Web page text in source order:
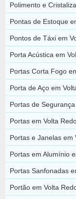
Polimento e
Pontas de Estoque
Pontos de Táxi em
Porta Acústica em
Portas Corta Fogo
Porta de Aço em
Portas de
Portas em Volta
Portas e Janelas em
Portas em Alumínio
Portas Sanfonadas
Portão em Volta